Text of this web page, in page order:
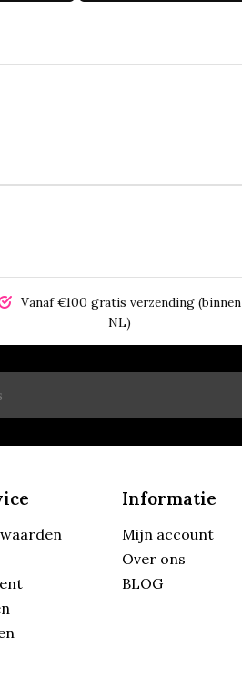
Vanaf €100 gratis verzending (binnen
NL)
Informatie
Mijn account
Over ons
BLOG